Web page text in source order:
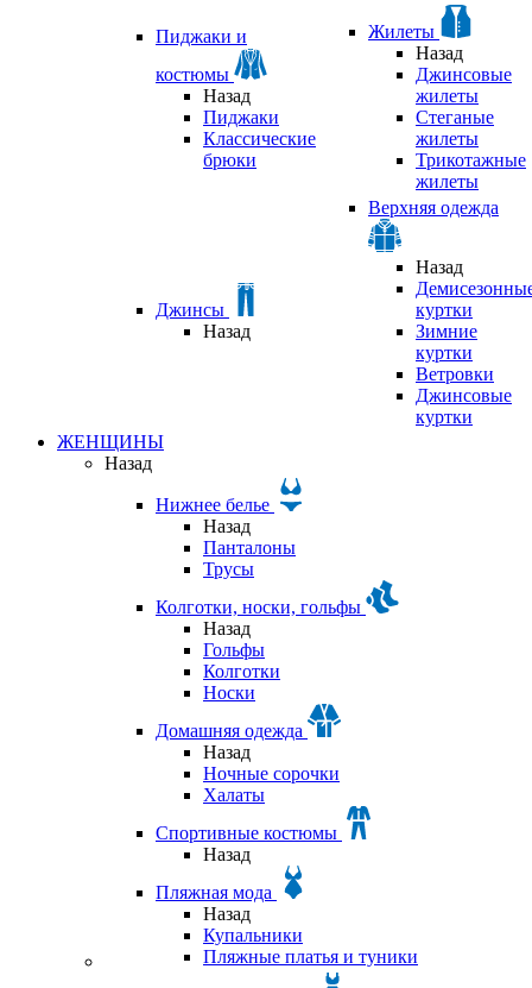
Пиджаки и
костюмы
Назад
Пиджаки
Классические
брюки
Жилеты
Назад
Джинсовые
жилеты
Стеганые
жилеты
Трикотажные
жилеты
Джинсы
Назад
Верхняя одежда
Назад
куртки
Зимние
куртки
Ветровки
Джинсовые
куртки
ЖЕНЩИНЫ
Назад
Нижнее белье
Назад
Панталоны
Трусы
Колготки, носки, гольфы
Назад
Гольфы
Колготки
Носки
Домашняя одежда
Назад
Ночные сорочки
Халаты
Спортивные костюмы
Назад
Пляжная мода
Назад
Купальники
Пляжные платья и туники